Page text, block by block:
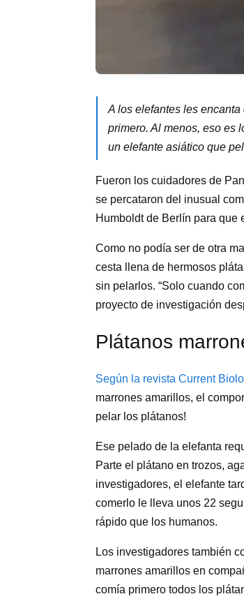
A los elefantes les
primero. Al menos, eso es
un elefante asiático que
Fueron los cuidadores de
se percataron del inusual
Humboldt de Berlín para que
Como no podía ser de otra
cesta llena de hermosos
sin pelarlos. “Solo cuando
proyecto de investigación
Plátanos
Según la revista Current
marrones amarillos, el
pelar los plátanos!
Ese pelado de la elefanta
Parte el plátano en trozos,
investigadores, el elefante
comerlo le lleva unos 22
rápido que los humanos.
Los investigadores también
marrones amarillos en
comía primero todos los